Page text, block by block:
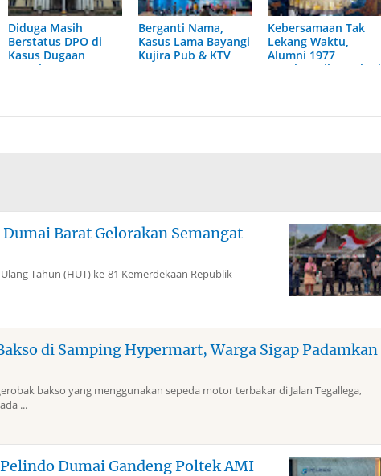
Diduga Masih
Berstatus DPO di
Kasus Dugaan
Pemalsuan Paspor,
Berganti Nama,
Kasus Lama Bayangi
Kujira Pub & KTV
Kebersamaan Tak
Lekang Waktu,
Alumni 1977
Rayakan Silaturahmi
Barat Gelorakan Semangat
Tahun (HUT) ke-81 Kemerdekaan Republik
di Samping Hypermart, Warga Sigap Padamkan
bakso yang menggunakan sepeda motor terbakar di Jalan Tegallega,
...
Dumai Gandeng Poltek AMI